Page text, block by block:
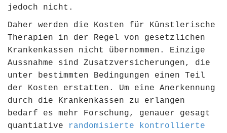
jedoch nicht.
Daher werden die Kosten für Künstlerische
Therapien in der Regel von gesetzlichen
Krankenkassen nicht übernommen. Einzige
Aussnahme sind Zusatzversicherungen, die
unter bestimmten Bedingungen einen Teil
der Kosten erstatten. Um eine Anerkennung
durch die Krankenkassen zu erlangen
bedarf es mehr Forschung, genauer gesagt
quantiative
randomisierte kontrollierte